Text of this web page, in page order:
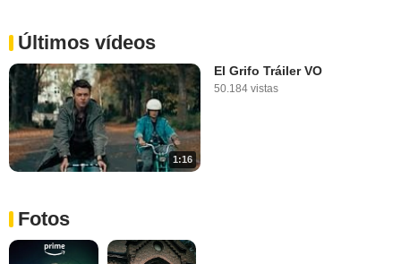
Últimos vídeos
1:16
El Grifo Tráiler VO
50.184 vistas
Fotos